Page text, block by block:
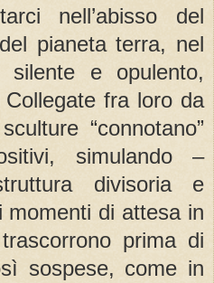
nell’abisso del
pianeta terra, nel
silente e opulento,
fra loro da
“connotano”
simulando –
divisoria e
momenti di attesa in
prima di
sospese, come in